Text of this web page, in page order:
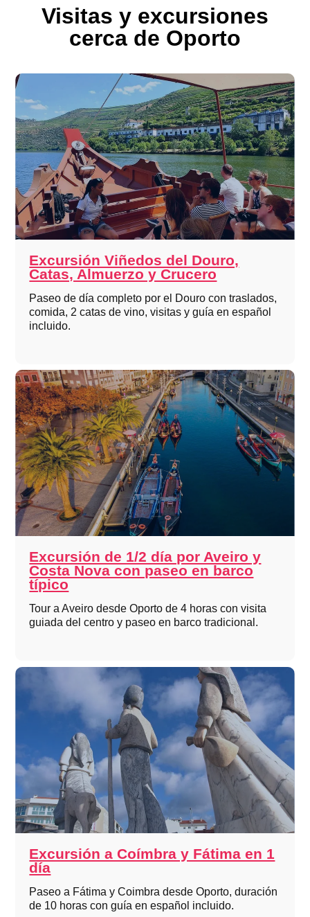
Visitas y excursiones
cerca de Oporto
Excursión Viñedos del Douro,
Catas, Almuerzo y Crucero
Paseo de día completo por el Douro con traslados,
comida, 2 catas de vino, visitas y guía en español
incluido.
Excursión de 1/2 día por Aveiro y
Costa Nova con paseo en barco
típico
Tour a Aveiro desde Oporto de 4 horas con visita
guiada del centro y paseo en barco tradicional.
Excursión a Coímbra y Fátima en 1
día
Paseo a Fátima y Coimbra desde Oporto, duración
de 10 horas con guía en español incluido.